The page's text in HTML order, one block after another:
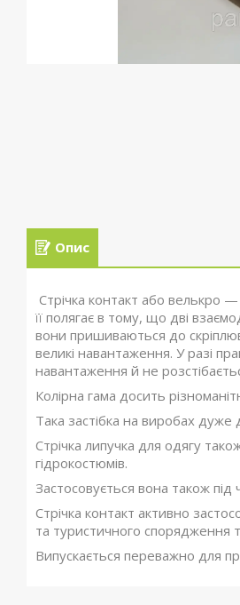
Опис
Стрічка контакт або велькро
її полягає в тому, що дві
вони пришиваються до
великі навантаження. У разі
навантаження й не
Колірна гама досить
Така застібка на виробах дуже
Стрічка липучка для одягу
гідрокостюмів.
Застосовується вона також під
Стрічка контакт активно
та туристичного спорядження
Випускається переважно для